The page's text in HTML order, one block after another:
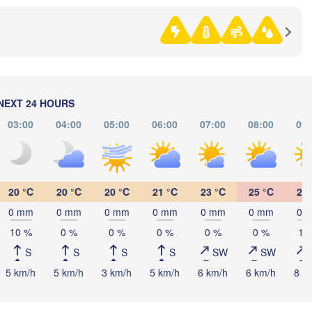
24 HOURS
03:00 04:00 05:00 06:00 07:00 08:00
20 °C
0 mm
10 %
S
5 km/h
20 °C
0 mm
0 %
S
5 km/h
20 °C
0 mm
0 %
S
3 km/h
21 °C
0 mm
0 %
S
5 km/h
23 °C
0 mm
0 %
SW
6 km/h
25 °C
0 mm
0 %
SW
6 km/h
26
0
10
8
Уфа
(Ufa)
Оренбург
Стерлитамак
(Sterlitamak)
Магнитогорск
(Magnitogorsk)